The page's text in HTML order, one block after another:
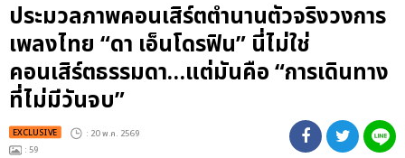
ประมวลภาพคอนเสิร์ตตำนานตัวจริงวงการ
เพลงไทย “ดา เอ็นโดรฟิน” นี่ไม่ใช่
คอนเสิร์ตธรรมดา…แต่มันคือ “การเดินทาง
ที่ไม่มีวันจบ”
EXCLUSIVE : 20 พ.ค. 2569
: 59